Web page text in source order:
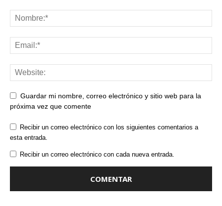
Guardar mi nombre, correo electrónico y sitio web para la
próxima vez que comente
Recibir un correo electrónico con los siguientes comentarios a
esta entrada.
Recibir un correo electrónico con cada nueva entrada.